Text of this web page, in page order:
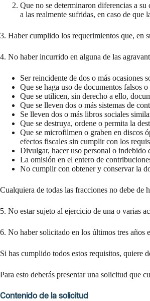
Que no se determinaron diferencias a
a las realmente sufridas, en caso de
3. Haber cumplido los requerimientos que, en
4. No haber incurrido en alguna de las
Ser reincidente de dos o más ocasiones
Que se haga uso de documentos falsos
Que se utilicen, sin derecho a ello,
Que se lleven dos o más sistemas de
Se lleven dos o más libros sociales
Que se destruya, ordene o permita la
Que se microfilmen o graben en discos
efectos fiscales sin cumplir con los
Divulgar, hacer uso personal o indebido
La omisión en el entero de
No cumplir con obtener y conservar la
Cualquiera de todas las fracciones no debe de
5. No estar sujeto al ejercicio de una o varias
6. No haber solicitado en los últimos tres años
Si has cumplido todos estos requisitos, quiere
Para esto deberás presentar una solicitud que
Contenido de la solicitud